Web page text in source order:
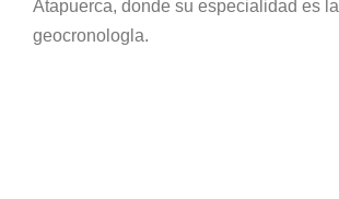
Atapuerca, donde su especialidad es la
geocronologla.